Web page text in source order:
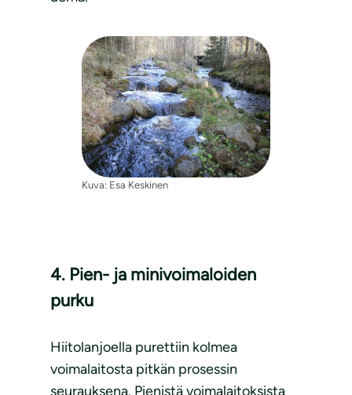
Kuva: Esa Keskinen
4. Pien- ja minivoimaloiden
purku
Hiitolanjoella purettiin kolmea
voimalaitosta pitkän prosessin
seurauksena. Pienistä voimalaitoksista